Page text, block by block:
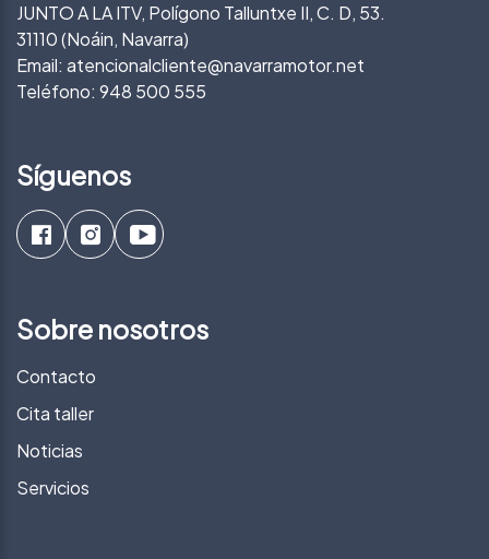
JUNTO A LA ITV, Polígono Talluntxe II, C. D, 53.
31110 (Noáin, Navarra)
Email: atencionalcliente@navarramotor.net
Teléfono: 948 500 555
Síguenos
Sobre nosotros
Contacto
Cita taller
Noticias
Servicios